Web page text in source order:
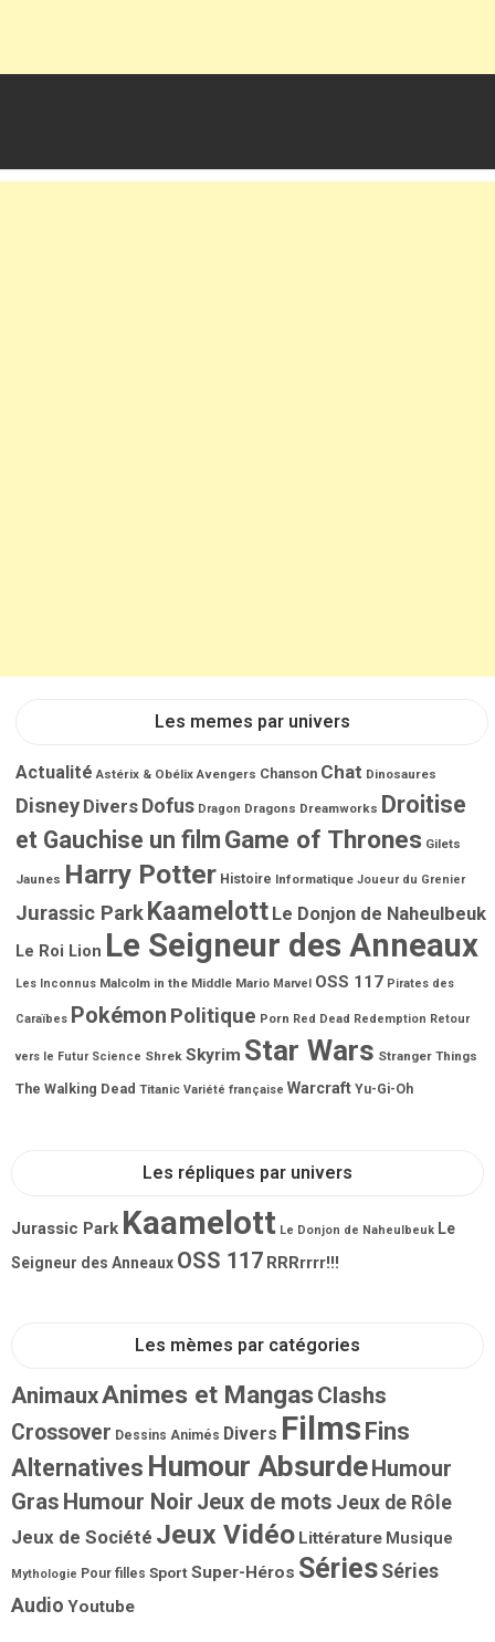
Les memes par univers
Actualité Astérix & Obélix Avengers Chanson Chat Dinosaures
Disney Divers Dofus Dragon Dragons Dreamworks Droitise
et Gauchise un film Game of Thrones Gilets
Jaunes Harry Potter Histoire Informatique Joueur du Grenier
Jurassic ParkKaamelott Le Donjon de Naheulbeuk
Le Roi Lion Le Seigneur des Anneaux
Les Inconnus Malcolm in the Middle Mario Marvel OSS 117 Pirates des
Caraïbes Pokémon Politique Porn Red Dead Redemption Retour
vers le Futur Science Shrek Skyrim Star Wars Stranger Things
The Walking Dead Titanic Variété française Warcraft Yu-Gi-Oh
Les répliques par univers
Jurassic Park Kaamelott Le Donjon de Naheulbeuk Le
Seigneur des Anneaux OSS 117 RRRrrrr!!!
Les mèmes par catégories
AnimauxAnimes et MangasClashs
Crossover Dessins Animés Divers Films Fins
Alternatives Humour AbsurdeHumour
Gras Humour Noir Jeux de mots Jeux de Rôle
Jeux de Société Jeux Vidéo Littérature Musique
Mythologie Pour filles SportSuper-Héros Séries Séries
Audio Youtube